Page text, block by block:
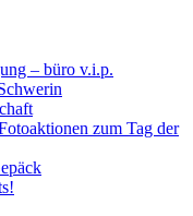
– büro v.i.p.
zum Tag der